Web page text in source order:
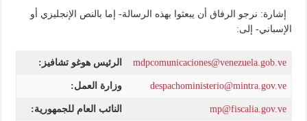
إشارة: نرجو الرفاق أن يبعثوا بهذه الرسالة- إما بالنص الإنجليزي أو
الإسباني- إلى:
mdpcomunicaciones@venezuela.gob.ve الرئيس هوغو تشافيز:
despachoministerio@mintra.gov.ve وزارة العمل:
mp@fiscalia.gov.ve النائب العام للجمهورية: